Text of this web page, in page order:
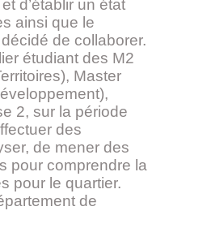
d’établir un état
ainsi que le
de collaborer.
étudiant des M2
Master
2, sur la période
des
de mener des
pour comprendre la
pour le quartier.
de